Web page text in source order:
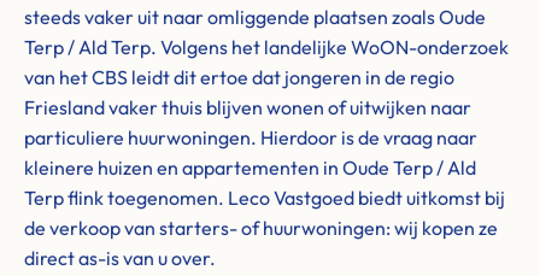
steeds vaker uit naar omliggende plaatsen zoals Oude
Terp / Ald Terp. Volgens het landelijke WoON-onderzoek
van het CBS leidt dit ertoe dat jongeren in de regio
Friesland vaker thuis blijven wonen of uitwijken naar
particuliere huurwoningen. Hierdoor is de vraag naar
kleinere huizen en appartementen in Oude Terp / Ald
Terp flink toegenomen. Leco Vastgoed biedt uitkomst bij
de verkoop van starters- of huurwoningen: wij kopen ze
direct as-is van u over.